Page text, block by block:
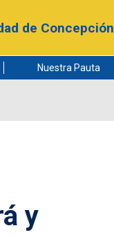
de Concepción
Nuestra Pauta
y